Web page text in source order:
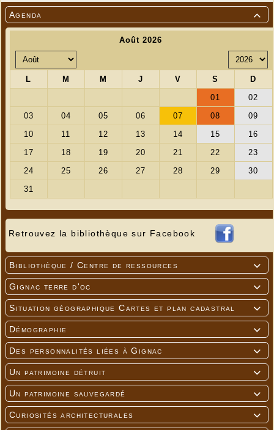

Agenda
Retrouvez la bibliothèque sur Facebook

Bibliothèque / Centre de ressources

Gignac terre d'oc

Situation géographique Cartes et plan cadastral

Démographie

Des personnalités liées à Gignac

Un patrimoine détruit

Un patrimoine sauvegardé

Curiosités architecturales